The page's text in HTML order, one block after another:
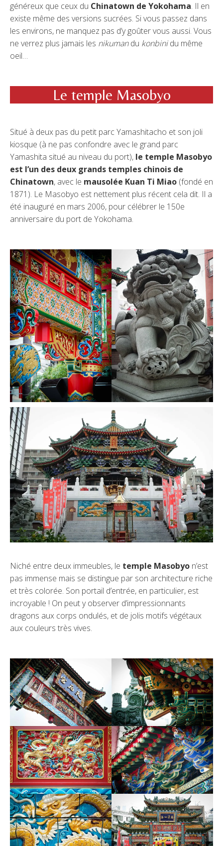
généreux que ceux du Chinatown de Yokohama. Il en
existe même des versions sucrées. Si vous passez dans
les environs, ne manquez pas d’y goûter vous aussi. Vous
ne verrez plus jamais les nikumandu konbinidu même
oeil…
Le temple Masobyo
Situé à deux pas du petit parc Yamashitacho et son joli
kiosque (à ne pas confondre avec le grand parc
Yamashita situé au niveau du port), le temple Masobyo
est l’un des deux grands temples chinois de
Chinatown, avec le mausolée Kuan Ti Miao (fondé en
1871). Le Masobyo est nettement plus récent cela dit. Il a
été inauguré en mars 2006, pour célébrer le 150e
anniversaire du port de Yokohama.
Niché entre deux immeubles, le temple Masobyo n’est
pas immense mais se distingue par son architecture riche
et très colorée. Son portail d’entrée, en particulier, est
incroyable ! On peut y observer d’impressionnants
dragons aux corps ondulés, et de jolis motifs végétaux
aux couleurs très vives.